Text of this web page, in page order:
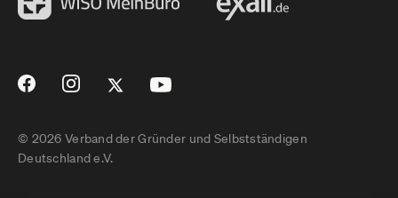
© 2026 Verband der Gründer und Selbstständigen
Deutschland e.V.